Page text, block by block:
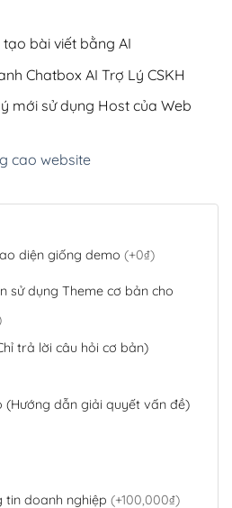
bài viết bằng AI
Chatbox AI Trợ Lý CSKH
mới sử dụng Host của Web
cao website
diện giống demo (+0₫)
sử dụng Theme cơ bản cho
trả lời câu hỏi cơ bản)
(Hướng dẫn giải quyết vấn đề)
tin doanh nghiệp (+100,000₫)